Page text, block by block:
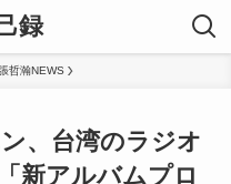
録
哲瀚NEWS
、台湾のラジオ
新アルバムプロ